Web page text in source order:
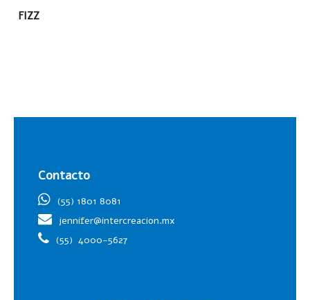
MÁS
FIZZ
Contacto
(55) 1801 8081
jennifer@intercreacion.mx
(55) 4000-5627